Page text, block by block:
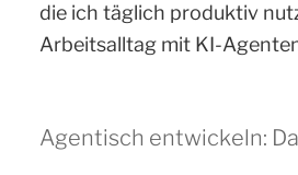
die ich täglich produktiv
Arbeitsalltag mit KI-
Agentisch entwickeln: